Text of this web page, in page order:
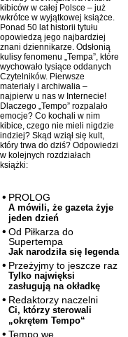
kibiców w całej Polsce – już
wkrótce w wyjątkowej książce.
Ponad 50 lat historii tytułu
opowiedzą jego najbardziej
znani dziennikarze. Odsłonią
kulisy fenomenu „Tempa”, które
wychowało tysiące oddanych
Czytelników. Pierwsze
materiały i archiwalia –
najpierw u nas w Internecie!
Dlaczego „Tempo” rozpalało
emocje? Co kochali w nim
kibice, czego nie mieli nigdzie
indziej? Skąd wziął się kult,
który trwa do dziś? Odpowiedzi
w kolejnych rozdziałach
książki:
PROLOG
A mówili, że gazeta żyje
jeden dzień
Od Piłkarza do
Supertempa
Jak narodziła się legenda
Przeżyjmy to jeszcze raz
Tylko najwięksi
zasługują na okładkę
Redaktorzy naczelni
Ci, którzy sterowali
„okrętem Tempo“
Tempo we